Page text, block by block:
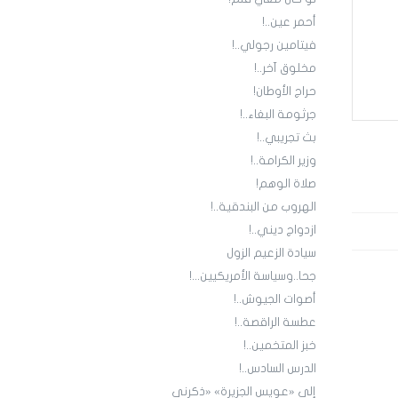
أحمر عين..!
فيتامين رجولي..!
مخلوق آخر..!
حراج الأوطان!
جرثومة البغاء..!
بث تجريبي..!
وزير الكرامة..!
صلاة الوهم!
الهروب من البندقية..!
ازدواج ديني..!
سيادة الزعيم الزول
جحا..وسياسة الأمريكيين...!
أصوات الجيوش..!
عطسة الراقصة..!
خبز المتخمين..!
الدرس السادس..!
إلى «عويس الجزيرة» «ذكرني